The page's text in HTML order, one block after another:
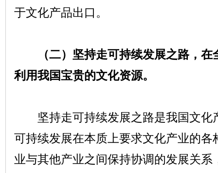
于文化产品出口。
（二）坚持走可持续发展之路，
利用我国宝贵的文化资源。
坚持走可持续发展之路是我国文化
可持续发展在本质上要求文化产业的各
业与其他产业之间保持协调的发展关系